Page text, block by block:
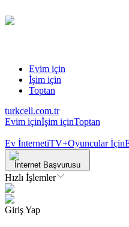
Evim için
İşim için
Toptan
turkcell.com.tr
Evim içinİşim içinToptan
Ev İnternetiTV+Oyuncular İçin
İnternet Başvurusu
Hızlı İşlemler
Giriş Yap